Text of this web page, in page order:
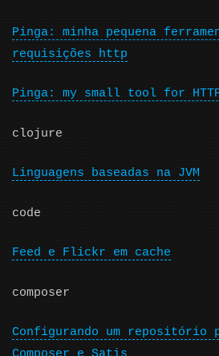
Pinga: minha pequena
requisições http
Pinga: my small tool for
clojure
Linguagens baseadas na JVM
code
Feed e Flickr em cache
composer
Configurando um repositório